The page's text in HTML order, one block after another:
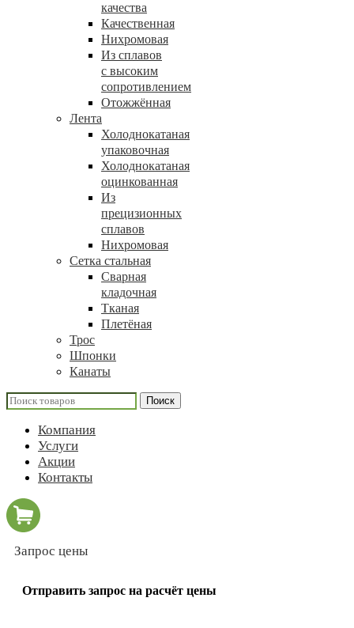
качества
Качественная
Нихромовая
Из сплавов
с высоким
сопротивлением
Отожжённая
Лента
Холоднокатаная
упаковочная
Холоднокатаная
оцинкованная
Из
прецизионных
сплавов
Нихромовая
Сетка стальная
Сварная
кладочная
Тканая
Плетёная
Трос
Шпонки
Канаты
Поиск
Компания
Услуги
Акции
Контакты
Запрос цены
Отправить запрос на расчёт цены